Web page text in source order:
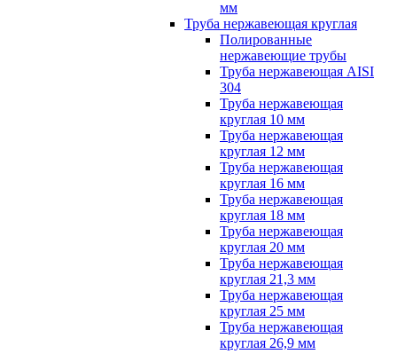
мм
Труба нержавеющая круглая
Полированные
нержавеющие трубы
Труба нержавеющая AISI
304
Труба нержавеющая
круглая 10 мм
Труба нержавеющая
круглая 12 мм
Труба нержавеющая
круглая 16 мм
Труба нержавеющая
круглая 18 мм
Труба нержавеющая
круглая 20 мм
Труба нержавеющая
круглая 21,3 мм
Труба нержавеющая
круглая 25 мм
Труба нержавеющая
круглая 26,9 мм